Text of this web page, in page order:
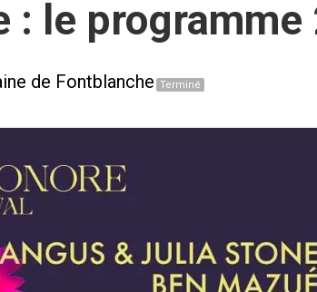
: le
de Fontblanche Terminé